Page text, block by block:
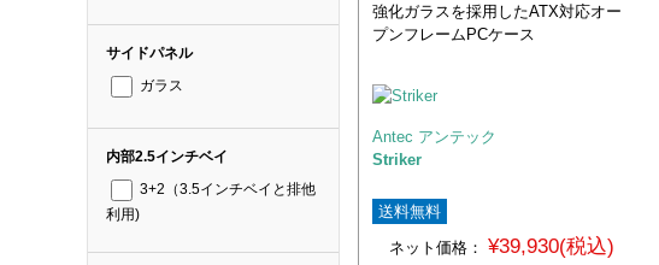
サイドパネル
ガラス
内部2.5インチベイ
3+2（3.5インチベイと排他
利用)
強化ガラスを採用したATX対応オー
プンフレームPCケース
Antec アンテック
Striker
送料無料
ネット価格：
¥39,930(税込)